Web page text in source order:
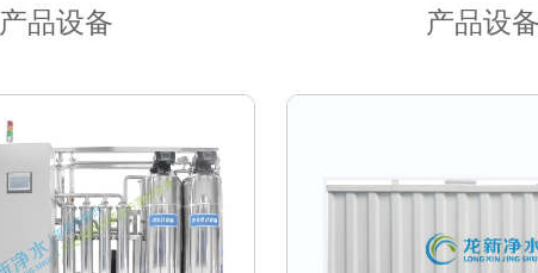
产品设备 产品设